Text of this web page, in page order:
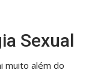
Sexual
muito além do